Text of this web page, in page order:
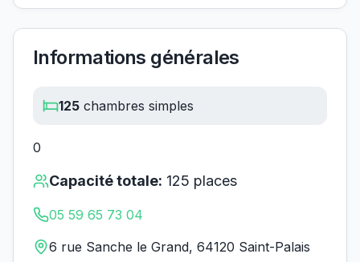
Informations générales
125 chambres simples
0
Capacité totale: 125 places
05 59 65 73 04
6 rue Sanche le Grand, 64120 Saint-Palais